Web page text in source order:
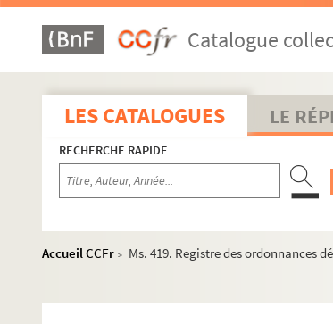
Catalogue
LES CATALOGUES LE
RECHERCHE RAPIDE
Accueil CCFr >
Ms. 419. Registre des ordonnances